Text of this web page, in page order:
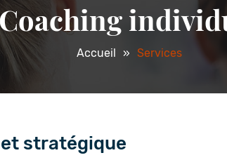
Accueil Services
stratégique